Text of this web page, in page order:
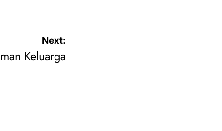
Next:
Keluarga